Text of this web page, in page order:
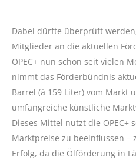
Dabei dürfte überprüft
Mitglieder an die aktuellen
OPEC+ nun schon seit vielen
nimmt das Förderbündnis
Barrel (à 159 Liter) vom Markt
umfangreiche künstliche
Dieses Mittel nutzt die OPEC+
Marktpreise zu beeinflussen
Erfolg, da die Ölförderung in